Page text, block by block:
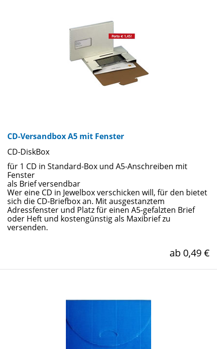
CD-Versandbox A5 mit Fenster
CD-DiskBox
für 1 CD in Standard-Box und A5-Anschreiben mit
Fenster
als Brief versendbar
Wer eine CD in Jewelbox verschicken will, für den bietet
sich die CD-Briefbox an. Mit ausgestanztem
Adressfenster und Platz für einen A5-gefalzten Brief
oder Heft und kostengünstig als Maxibrief zu
versenden.
ab 0,49 €